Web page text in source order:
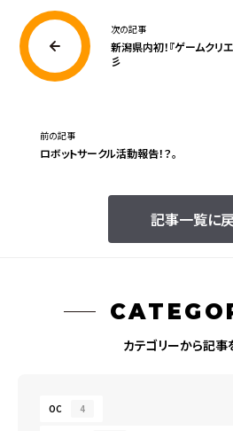
次の記事
新潟県内初！『ゲームクリ
彡
記事一覧に
前の記事
ロボットサークル活動報告！？。
カテゴリーから記事
OC 4